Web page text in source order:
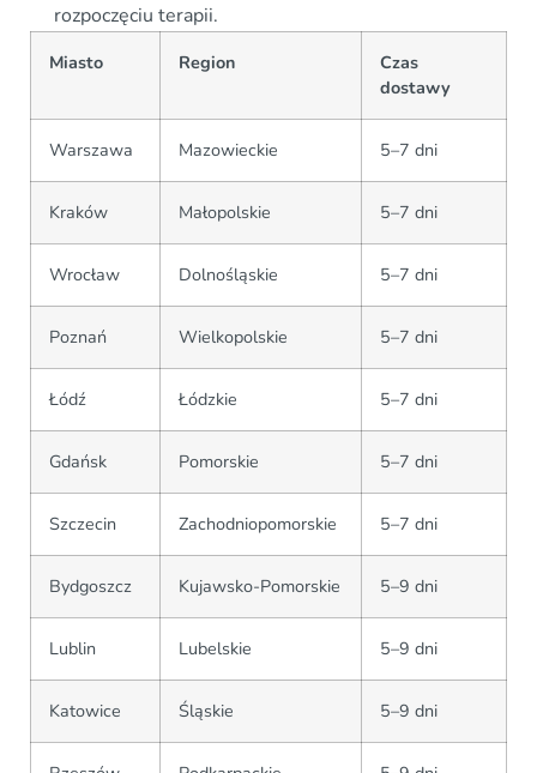
rozpoczęciu terapii.
Miasto Region
Czas
dostawy
Warszawa Mazowieckie 5–7 dni
Kraków Małopolskie 5–7 dni
Wrocław Dolnośląskie 5–7 dni
Poznań Wielkopolskie 5–7 dni
Łódź Łódzkie 5–7 dni
Gdańsk Pomorskie 5–7 dni
Szczecin Zachodniopomorskie 5–7 dni
Bydgoszcz Kujawsko-Pomorskie 5–9 dni
Lublin Lubelskie 5–9 dni
Katowice Śląskie 5–9 dni